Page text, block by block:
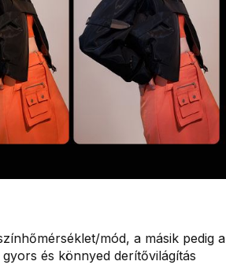
mód, a másik pedig a
és könnyed derítővilágítás